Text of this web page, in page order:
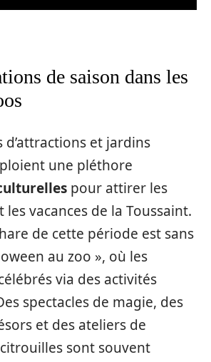
de saison dans les
d’attractions et jardins
une pléthore
pour attirer les
vacances de la Toussaint.
de cette période est sans
au zoo », où les
via des activités
spectacles de magie, des
et des ateliers de
sont souvent